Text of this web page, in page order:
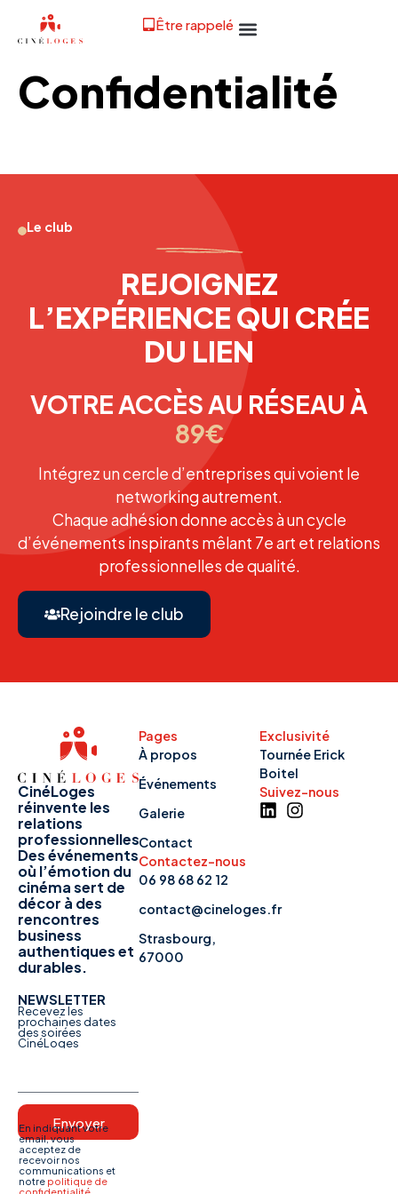
Être rappelé
Confidentialité
Le club
REJOIGNEZ
L’EXPÉRIENCE QUI CRÉE
DU LIEN
VOTRE ACCÈS AU RÉSEAU À
89€
Intégrez un cercle d’entreprises qui voient le
networking autrement.
Chaque adhésion donne accès à un cycle
d’événements inspirants mêlant 7e art et relations
professionnelles de qualité.
Rejoindre le club
CinéLoges
réinvente les
relations
professionnelles
Des événements
où l’émotion du
cinéma sert de
décor à des
rencontres
business
authentiques et
durables.
NEWSLETTER
Recevez les
prochaines dates
des soirées
CinéLoges
Envoyer
En indiquant votre
email, vous
acceptez de
recevoir nos
communications et
notre politique de
Pages
À propos
Événements
Galerie
Contact
Contactez-nous
06 98 68 62 12
contact@cineloges.fr
Strasbourg,
67000
Exclusivité
Tournée Erick
Boitel
Suivez-nous